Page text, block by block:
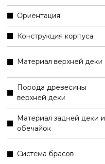
Ориентация
Конструкция корпуса
Материал верхней деки
Порода древесины
верхней деки
Материал задней деки и
обечайок
Система брасов